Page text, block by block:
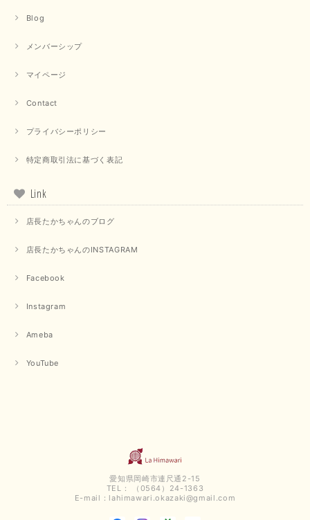
Blog
メンバーシップ
マイページ
Contact
プライバシーポリシー
特定商取引法に基づく表記
Link
店長たかちゃんのブログ
店長たかちゃんのINSTAGRAM
Facebook
Instagram
Ameba
YouTube
愛知県岡崎市連尺通2-15
TEL： （0564）24-1363
E-mail： lahimawari.okazaki@gmail.com